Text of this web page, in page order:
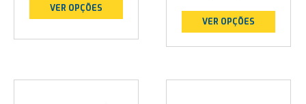
VER OPÇÕES
VER OPÇÕES